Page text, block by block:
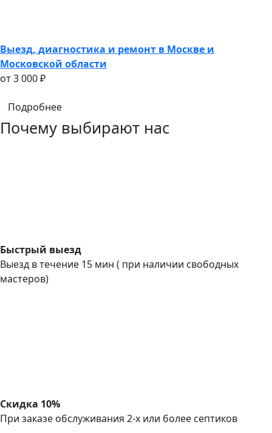
Выезд, диагностика и ремонт в Москве и
Московской области
oт 3 000 ₽
Подробнее
Почему выбирают нас
Быстрый выезд
Выезд в течение 15 мин ( при наличии свободных
мастеров)
Скидка 10%
При заказе обслуживания 2-х или более септиков